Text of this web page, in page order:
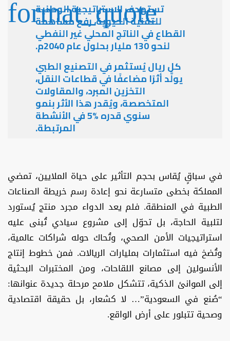
تستهدف الاستراتيجية الوطنية
للتقنية الحيوية، رفع مساهمة
القطاع في الناتج المحلي غير النفطي
لنحو 130 مليار بحلول عام 2040م.
كل ريال يُستثمر في التصنيع الطبي
يولَّد أثرًا مضاعفًا في قطاعات النقل،
التخزين المبرد، والمقاولات
المتخصصة، ويُقدر هذا الأثر بنمو
سنوي قدره %5 في الأنشطة
المرتبطة.
في سباقٍ يُقاس بحجم التأثير على حياة الملايين، تمضي
المملكة بخطى متسارعة نحو إعادة رسم خريطة الصناعات
الطبية في المنطقة. فلم يعد الدواء مجرد منتج يُستورد
لتلبية الحاجة، بل تحوّل إلى مشروع سيادي تُبنى عليه
استراتيجيات الأمن الصحي، وتُحاك حوله شراكات عالمية،
وتُضخ فيه استثمارات بمليارات الريالات. فمن خطوط إنتاج
الأنسولين إلى مصانع اللقاحات، ومن المختبرات البحثية
إلى الموانئ الذكية، تتشكل ملامح مرحلة جديدة عنوانها:
“صُنع في السعودية”… لا كشعار، بل حقيقة اقتصادية
وصحية تتبلور على أرض الواقع.